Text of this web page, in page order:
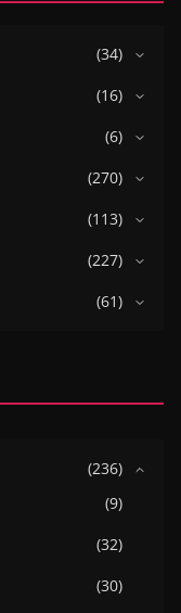
(34)
(16)
(6)
(270)
(113)
(227)
(61)
(236)
(9)
(32)
(30)